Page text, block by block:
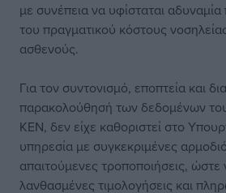
με συνέπεια να υφίσταται
του πραγματικού κόστους
ασθενούς.
Για τον συντονισμό, εποπτεία και
παρακολούθησή των δεδομένων
ΚΕΝ, δεν είχε καθοριστεί στο
υπηρεσία με συγκεκριμένες
απαιτούμενες τροποποιήσεις,
λανθασμένες τιμολογήσεις και